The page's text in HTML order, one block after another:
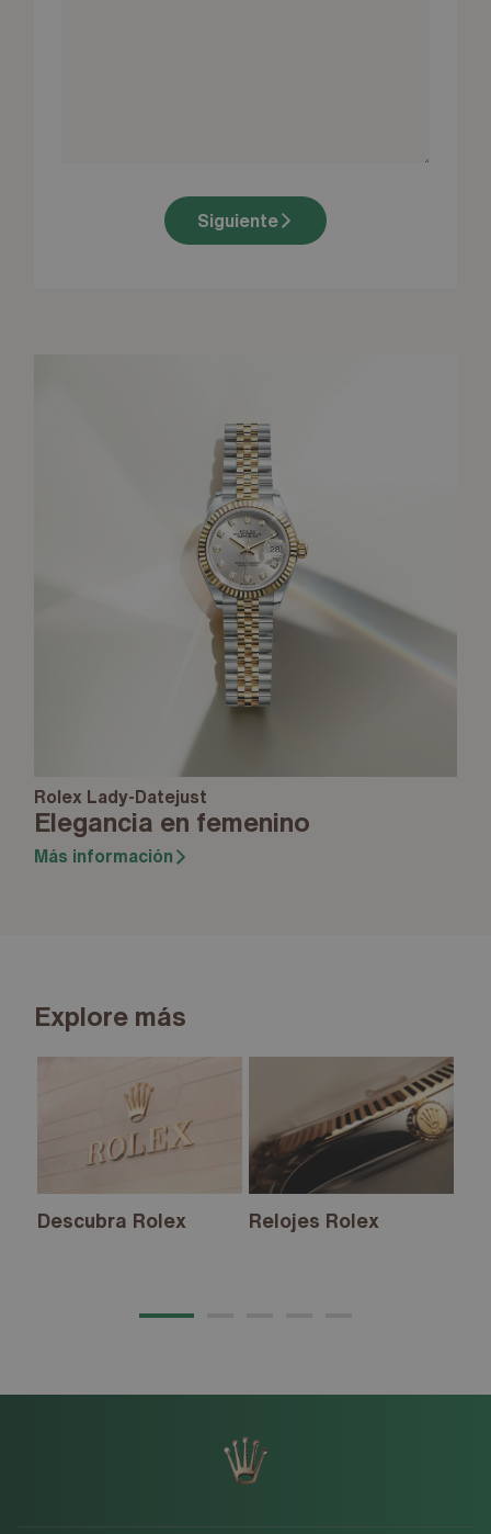
Siguiente
Rolex Lady-Datejust
Elegancia en femenino
Más información
Explore más
Descubra Rolex Relojes Rolex